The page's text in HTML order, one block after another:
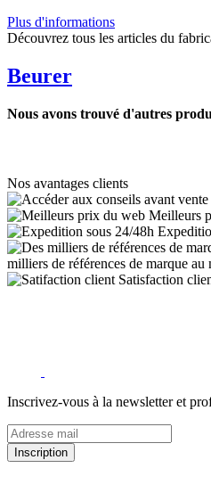
Plus d'informations
Découvrez tous les articles du
Beurer
Nous avons trouvé d'autres
Nos avantages clients
Meilleurs
milliers de références de marque
Satisfaction
Inscrivez-vous à la newsletter et
Inscription